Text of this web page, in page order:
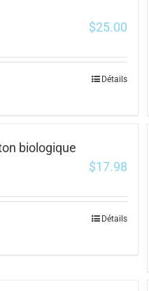
$25.00
Détails
biologique
$17.98
Détails